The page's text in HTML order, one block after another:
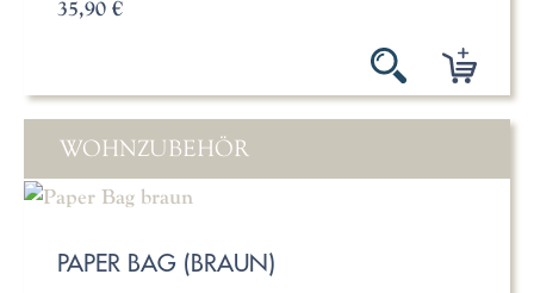
35,90 €
WOHNZUBEHÖR
PAPER BAG (BRAUN)